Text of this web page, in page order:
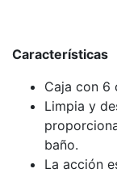
Características
Caja con 6
Limpia y
baño.
La acción